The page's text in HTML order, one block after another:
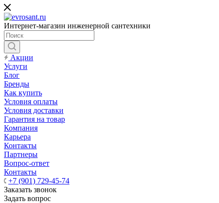
Интернет-магазин инженерной сантехники
Акции
Услуги
Блог
Бренды
Как купить
Условия оплаты
Условия доставки
Гарантия на товар
Компания
Карьера
Контакты
Партнеры
Вопрос-ответ
Контакты
+7 (901) 729-45-74
Заказать звонок
Задать вопрос